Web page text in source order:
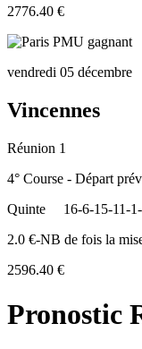
2776.40 €
vendredi 05 décembre
Vincennes
Réunion 1
4° Course - Départ
Quinte
16-6-15-11-
2.0 €-NB de fois la
2596.40 €
Pronostic